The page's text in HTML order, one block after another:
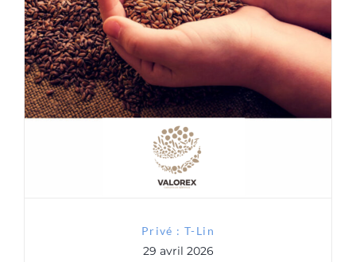
Contact
RGPD
Privé : T-Lin
Privé : T-Lin
29 avril 2026